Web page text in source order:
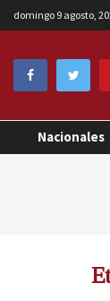
domingo 9 agosto,
Nacionales